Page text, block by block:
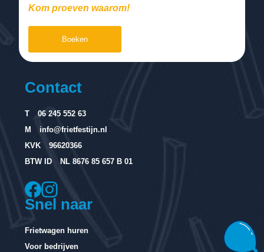
Contact
T
06 245 552 63
M
info@frietfestijn.nl
KVK
96620366
BTW ID
NL 8676 85 657 B 01
Snel naar
Frietwagen huren
Voor bedrijven
Kom proeven waarom!
Boeken